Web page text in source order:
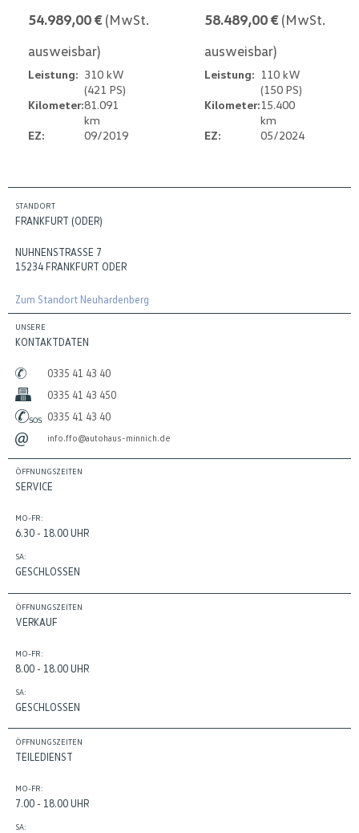
54.989,00 € (MwSt.
ausweisbar)
Leistung: 310 kW
(421 PS)
Kilometer:81.091
km
EZ:
09/2019
58.489,00 € (MwSt.
ausweisbar)
Leistung: 110 kW
(150 PS)
Kilometer:15.400
km
EZ:
05/2024
STANDORT
FRANKFURT (ODER)
NUHNENSTRASSE 7
15234 FRANKFURT ODER
Zum Standort Neuhardenberg
UNSERE
KONTAKTDATEN
0335 41 43 40
0335 41 43 450
0335 41 43 40
info.ffo@autohaus-minnich.de
ÖFFNUNGSZEITEN
SERVICE
MO-FR:
6.30 - 18.00 UHR
SA:
GESCHLOSSEN
ÖFFNUNGSZEITEN
VERKAUF
MO-FR:
8.00 - 18.00 UHR
SA:
GESCHLOSSEN
ÖFFNUNGSZEITEN
TEILEDIENST
MO-FR:
7.00 - 18.00 UHR
SA: